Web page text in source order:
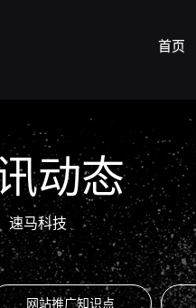
首页
动态
速马科技
网站推广知识点